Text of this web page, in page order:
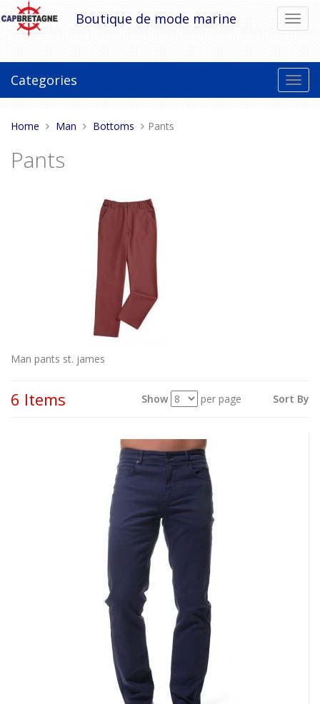
Skip
to
content
Boutique de mode marine
Categories
You
here:
Home Man Bottoms Pants
Pants
Man pants st. james
6 Items Show per page Sort By